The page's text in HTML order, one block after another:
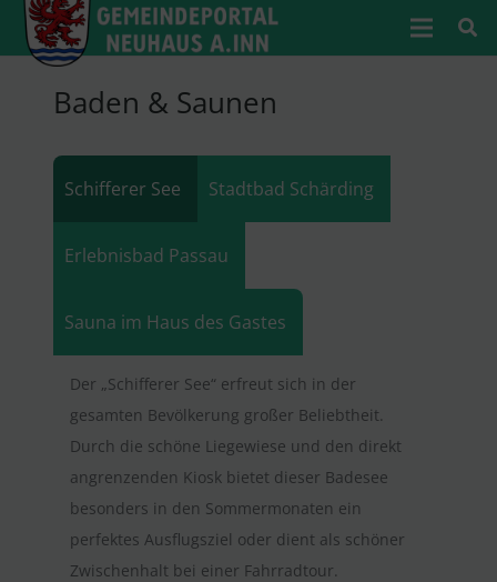
Baden & Saunen
Schifferer See Stadtbad Schärding
Erlebnisbad Passau
Sauna im Haus des Gastes
Der „Schifferer See“ erfreut sich in der
gesamten Bevölkerung großer Beliebtheit.
Durch die schöne Liegewiese und den direkt
angrenzenden Kiosk bietet dieser Badesee
besonders in den Sommermonaten ein
perfektes Ausflugsziel oder dient als schöner
Zwischenhalt bei einer Fahrradtour.